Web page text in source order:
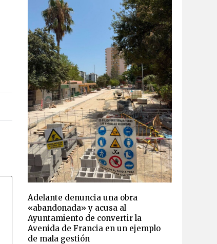
Adelante denuncia una obra
«abandonada» y acusa al
Ayuntamiento de convertir la
Avenida de Francia en un ejemplo
de mala gestión